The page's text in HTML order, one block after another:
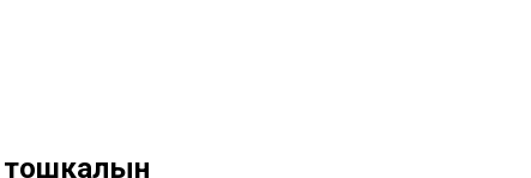
тошкалын